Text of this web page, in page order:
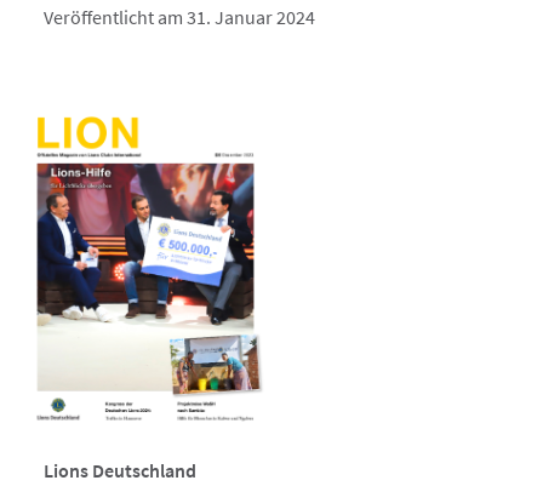
Veröffentlicht am 31. Januar 2024
Lions Deutschland